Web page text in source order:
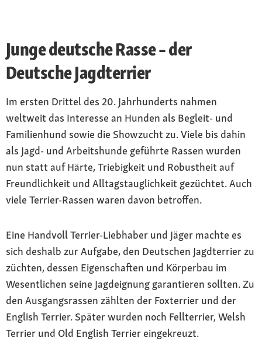
Junge deutsche Rasse – der
Deutsche Jagdterrier
Im ersten Drittel des 20. Jahrhunderts nahmen
weltweit das Interesse an Hunden als Begleit- und
Familienhund sowie die Showzucht zu. Viele bis dahin
als Jagd- und Arbeitshunde geführte Rassen wurden
nun statt auf Härte, Triebigkeit und Robustheit auf
Freundlichkeit und Alltagstauglichkeit gezüchtet. Auch
viele Terrier-Rassen waren davon betroffen.
Eine Handvoll Terrier-Liebhaber und Jäger machte es
sich deshalb zur Aufgabe, den Deutschen Jagdterrier zu
züchten, dessen Eigenschaften und Körperbau im
Wesentlichen seine Jagdeignung garantieren sollten. Zu
den Ausgangsrassen zählten der Foxterrier und der
English Terrier. Später wurden noch Fellterrier, Welsh
Terrier und Old English Terrier eingekreuzt.